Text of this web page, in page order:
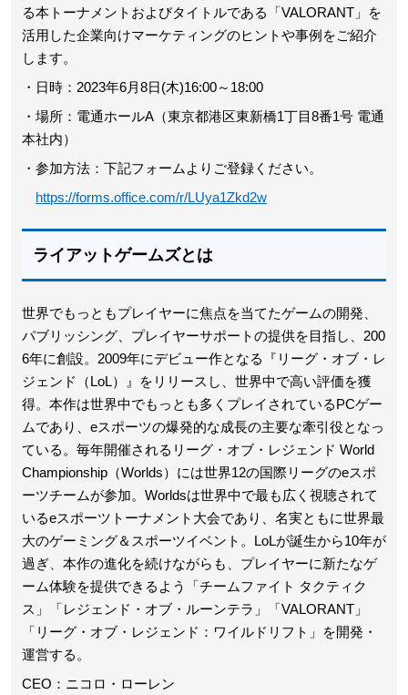
る本トーナメントおよびタイトルである「VALORANT」を
活用した企業向けマーケティングのヒントや事例をご紹介
します。
・日時：2023年6月8日(木)16:00～18:00
・場所：電通ホールA（東京都港区東新橋1丁目8番1号 電通
本社内）
・参加方法：下記フォームよりご登録ください。
https://forms.office.com/r/LUya1Zkd2w
ライアットゲームズとは
世界でもっともプレイヤーに焦点を当てたゲームの開発、
パブリッシング、プレイヤーサポートの提供を目指し、200
6年に創設。2009年にデビュー作となる『リーグ・オブ・レ
ジェンド（LoL）』をリリースし、世界中で高い評価を獲
得。本作は世界中でもっとも多くプレイされているPCゲー
ムであり、eスポーツの爆発的な成長の主要な牽引役となっ
ている。毎年開催されるリーグ・オブ・レジェンド World
Championship（Worlds）には世界12の国際リーグのeスポ
ーツチームが参加。Worldsは世界中で最も広く視聴されて
いるeスポーツトーナメント大会であり、名実ともに世界最
大のゲーミング＆スポーツイベント。LoLが誕生から10年が
過ぎ、本作の進化を続けながらも、プレイヤーに新たなゲ
ーム体験を提供できるよう「チームファイト タクティク
ス」「レジェンド・オブ・ルーンテラ」「VALORANT」
「リーグ・オブ・レジェンド：ワイルドリフト」を開発・
運営する。
CEO：ニコロ・ローレン